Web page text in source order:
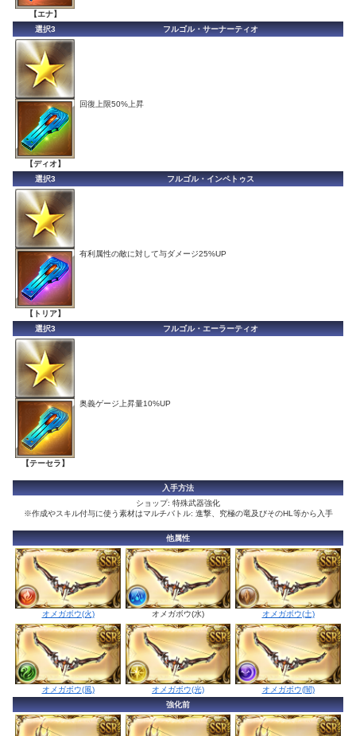
【エナ】
選択3 フルゴル・サーナーティオ
【ディオ】
回復上限50%上昇
選択3 フルゴル・インペトゥス
【トリア】
有利属性の敵に対して与ダメージ25%UP
選択3 フルゴル・エーラーティオ
【テーセラ】
奥義ゲージ上昇量10%UP
入手方法
ショップ: 特殊武器強化
※作成やスキル付与に使う素材はマルチバトル: 進撃、究極の竜及びそのHL等から入手
他属性
オメガボウ(火) オメガボウ(水) オメガボウ(土)
オメガボウ(風) オメガボウ(光)
オメガボウ(闇)
強化前